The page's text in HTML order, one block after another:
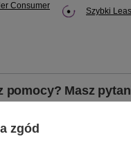
Consumer
Szybki
pomocy? Masz
zgód